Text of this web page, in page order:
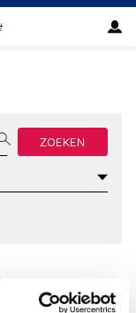
ZOEKEN